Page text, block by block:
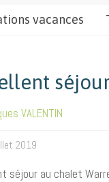
vacances
VALENTIN
2019
séjour au chalet